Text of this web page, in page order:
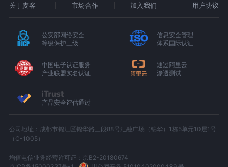
关于麦客 市场合作 加入我们 用户协议
公安部网络安全
等级保护三级
信息安全管理
体系国际认证
中国电子认证服务
产业联盟实名认证
通过阿里云
渗透测试
产品安全评估通过
公司地址：成都市锦江区锦华路三段88号汇融广场（锦华）1栋5单元10层1号
（C-1005）
增值电信业务经营许可证：京B2-20180674